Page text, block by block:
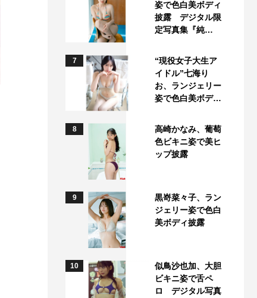
姿で色白美ボディ
披露 デジタル限
定写真集『純…
7
“現役女子大生ア
イドル”七海り
お、ランジェリー
姿で色白美ボデ…
8
高崎かなみ、葡萄
色ビキニ姿で美ヒ
ップ披露
9
黒嵜菜々子、ラン
ジェリー姿で色白
美ボディ披露
10
似鳥沙也加、大胆
ビキニ姿で舌ペ
ロ デジタル写真